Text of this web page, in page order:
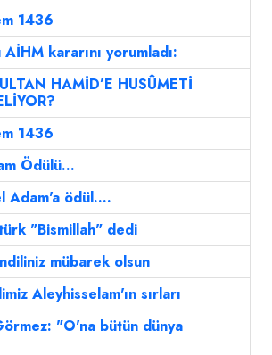
1436
kararını yorumladı:
HAMİD’E HUSÛMETİ
1436
Ödülü...
Adam'a ödül....
"Bismillah" dedi
mübarek olsun
Aleyhisselam'ın sırları
"O'na bütün dünya